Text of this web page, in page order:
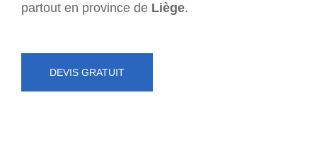
partout en province de Liège.
DEVIS GRATUIT